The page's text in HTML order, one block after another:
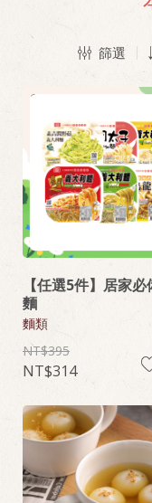
篩選
【任選5件】居家
麵
麵類
395
314